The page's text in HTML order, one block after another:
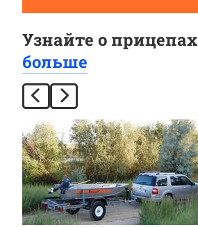
Узнайте о прицепах
больше